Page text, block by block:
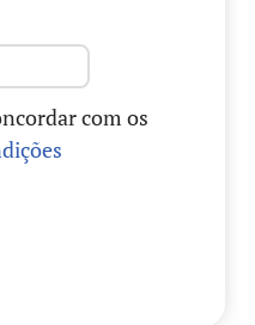
de
experimentar os
é importante
e experiente.
que tenha
e que possa
com os